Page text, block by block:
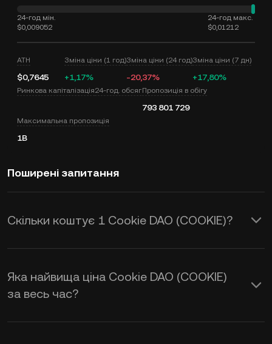
24-год мін.
$0,009052
24-год макс.
$0,01212
ATH
$0,7645
Зміна ціни (1 год)
+1,17%
Зміна ціни (24 год)
-20,37%
Зміна ціни (7 дн)
+17,80%
Ринкова капіталізація24-год. обсягПропозиція в обігу
793 801 729
Максимальна пропозиція
1B
Поширені запитання
Скільки коштує 1 Cookie DAO (COOKIE)?
KuCoin надає оновлення цін в USD у
режимі реального часу для Cookie
DAO (COOKIE). На ціну Cookie DAO
Яка найвища ціна Cookie DAO (COOKIE)
за весь час?